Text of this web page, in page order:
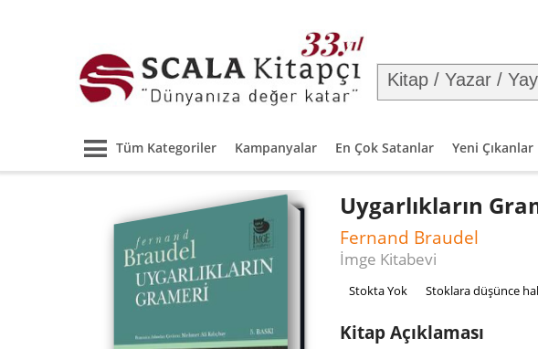
Tüm Kategoriler Kampanyalar En Çok Satanlar Yeni Çıkanlar
Uygarlıkların
Fernand Braudel
İmge Kitabevi
Stokta Yok Stoklara düşünce
Kitap Açıklaması